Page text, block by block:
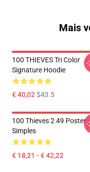
Mais
100 THIEVES Tri Color
Signature Hoodie
€ 40,02$43.5
-
100 Thieves 2 49 Poster
Simples
€ 18,21 - € 42,22
-